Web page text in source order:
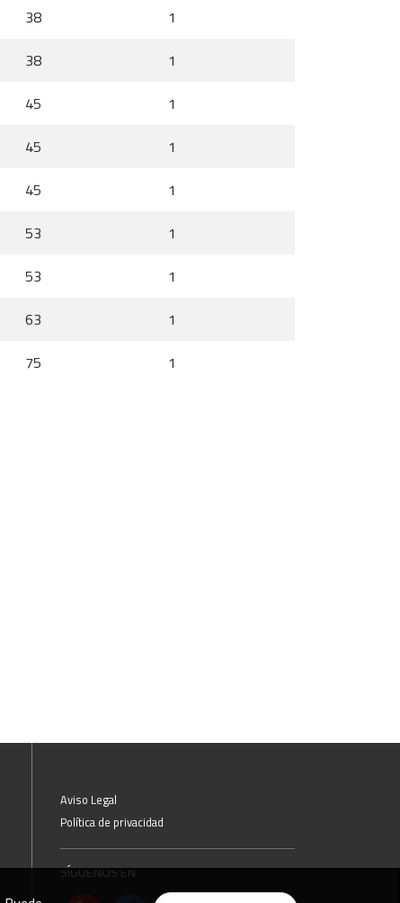
38
1
38
1
45
1
45
1
45
1
53
1
53
1
63
1
75 1
Aviso Legal
Política de privacidad
SÍGUENOS EN